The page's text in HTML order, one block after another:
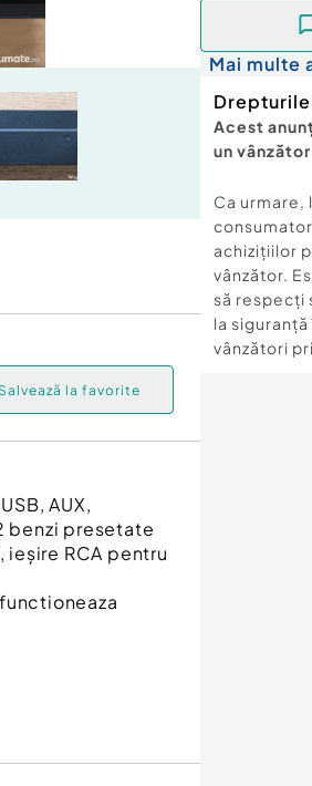
la favorite
AUX,
benzi presetate
RCA pentru
Mai multe
Acest
un
Ca
achizițiilor
vânzător.
să respecți
la
vânzători